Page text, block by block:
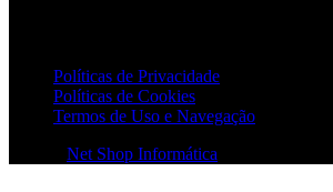
Políticas de Privacidade
Políticas de Cookies
Termos de Uso e Navegação
Net Shop Informática